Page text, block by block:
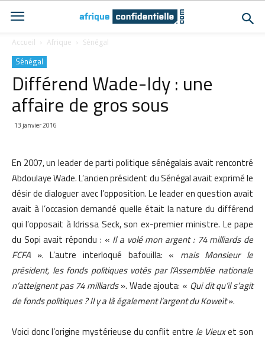
Accueil Afrique Sénégal
Sénégal
Différend Wade-Idy : une
affaire de gros sous
13 janvier 2016
En 2007, un leader de parti politique sénégalais avait rencontré
Abdoulaye Wade. L’ancien président du Sénégal avait exprimé le
désir de dialoguer avec l’opposition. Le leader en question avait
avait à l’occasion demandé quelle était la nature du différend
qui l’opposait à Idrissa Seck, son ex-premier ministre. Le pape
du Sopi avait répondu : « Il a volé mon argent : 74 milliards de
FCFA ». L’autre interloqué bafouilla: « mais Monsieur le
président, les fonds politiques votés par l’Assemblée nationale
n’atteignent pas 74 milliards». Wade ajouta: « Qui dit qu’il s’agit
de fonds politiques ? Il y a là également l’argent du Koweït».
Voici donc l’origine mystérieuse du conflit entre le Vieuxet son